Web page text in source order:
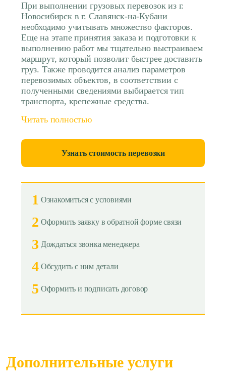
При выполнении грузовых перевозок из г.
Новосибирск в г. Славянск-на-Кубани
необходимо учитывать множество факторов.
Еще на этапе принятия заказа и подготовки к
выполнению работ мы тщательно выстраиваем
маршрут, который позволит быстрее доставить
груз. Также проводится анализ параметров
перевозимых объектов, в соответствии с
полученными сведениями выбирается тип
транспорта, крепежные средства.
Читать полностью
Узнать стоимость перевозки
1 Ознакомиться с условиями
2 Оформить заявку в обратной форме связи
3 Дождаться звонка менеджера
4 Обсудить с ним детали
5 Оформить и подписать договор
Дополнительные услуги